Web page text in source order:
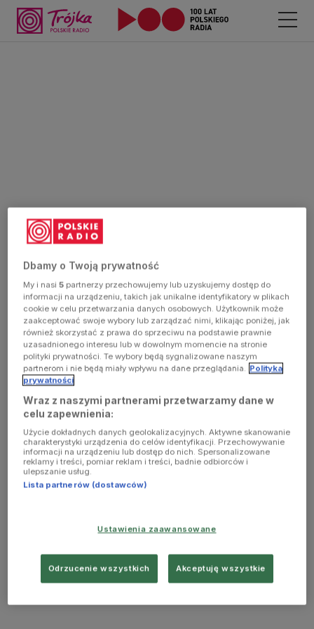
Dbamy o Twoją prywatność
My i nasi5 partnerzy przechowujemy lub uzyskujemy dostęp do
informacji na urządzeniu, takich jak unikalne identyfikatory w plikach
cookie w celu przetwarzania danych osobowych. Użytkownik może
zaakceptować swoje wybory lub zarządzać nimi, klikając poniżej, jak
również skorzystać z prawa do sprzeciwu na podstawie prawnie
uzasadnionego interesu lub w dowolnym momencie na stronie
polityki prywatności. Te wybory będą sygnalizowane naszym
partnerom i nie będą miały wpływu na dane przeglądania. Polityka
prywatności
Wraz z naszymi partnerami przetwarzamy dane w
celu zapewnienia:
Użycie dokładnych danych geolokalizacyjnych. Aktywne skanowanie
charakterystyki urządzenia do celów identyfikacji. Przechowywanie
informacji na urządzeniu lub dostęp do nich. Spersonalizowane
reklamy i treści, pomiar reklam i treści, badnie odbiorców i
ulepszanie usług.
Lista partnerów (dostawców)
Ustawienia zaawansowane
Odrzucenie wszystkich Akceptuję wszystkie